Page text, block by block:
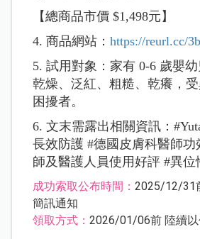
【總商品市價 $1,498元】
4. 商品網站： https://reurl.cc/
5. 試用對象：家有 0-6 歲嬰
乾燥、泛紅、粗糙、乾癢，
困擾者。
6. 文末需露出相關資訊：
長效防護 #德國皮膚科醫師功
師及醫護人員使用好評 #異位
成功索取公布時間： 2025/12/31
簡訊通知
領取方式： 2026/01/06前 陸續以